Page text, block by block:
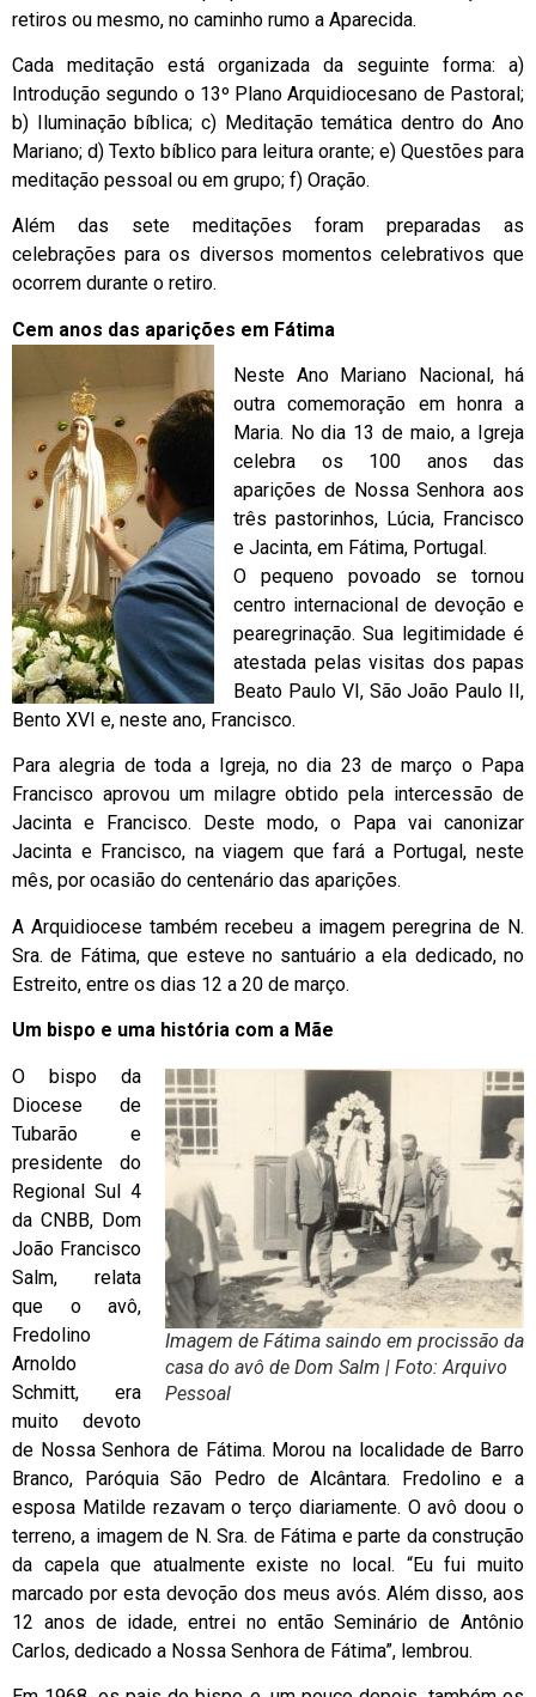
retiros ou mesmo, no caminho rumo a Aparecida.
Cada meditação está organizada da seguinte forma: a)
Introdução segundo o 13º Plano Arquidiocesano de Pastoral;
b) Iluminação bíblica; c) Meditação temática dentro do Ano
Mariano; d) Texto bíblico para leitura orante; e) Questões para
meditação pessoal ou em grupo; f) Oração.
Além das sete meditações foram preparadas as
celebrações para os diversos momentos celebrativos que
ocorrem durante o retiro.
Cem anos das aparições em Fátima
Neste Ano Mariano Nacional, há
outra comemoração em honra a
Maria. No dia 13 de maio, a Igreja
celebra os 100 anos das
aparições de Nossa Senhora aos
três pastorinhos, Lúcia, Francisco
e Jacinta, em Fátima, Portugal.
O pequeno povoado se tornou
centro internacional de devoção e
pearegrinação. Sua legitimidade é
atestada pelas visitas dos papas
Beato Paulo VI, São João Paulo II,
Bento XVI e, neste ano, Francisco.
Para alegria de toda a Igreja, no dia 23 de março o Papa
Francisco aprovou um milagre obtido pela intercessão de
Jacinta e Francisco. Deste modo, o Papa vai canonizar
Jacinta e Francisco, na viagem que fará a Portugal, neste
mês, por ocasião do centenário das aparições.
A Arquidiocese também recebeu a imagem peregrina de N.
Sra. de Fátima, que esteve no santuário a ela dedicado, no
Estreito, entre os dias 12 a 20 de março.
Um bispo e uma história com a Mãe
Imagem de Fátima saindo em procissão da
casa do avô de Dom Salm | Foto: Arquivo
Pessoal
O bispo da
Diocese de
Tubarão e
presidente do
Regional Sul 4
da CNBB, Dom
João Francisco
Salm, relata
que o avô,
Fredolino
Arnoldo
Schmitt, era
muito devoto
de Nossa Senhora de Fátima. Morou na localidade de Barro
Branco, Paróquia São Pedro de Alcântara. Fredolino e a
esposa Matilde rezavam o terço diariamente. O avô doou o
terreno, a imagem de N. Sra. de Fátima e parte da construção
da capela que atualmente existe no local. “Eu fui muito
marcado por esta devoção dos meus avós. Além disso, aos
12 anos de idade, entrei no então Seminário de Antônio
Carlos, dedicado a Nossa Senhora de Fátima”, lembrou.